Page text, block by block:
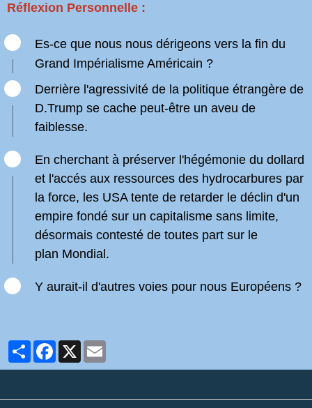
Réflexion Personnelle :
Es-ce que nous nous dérigeons vers la fin du
Grand Impérialisme Américain ?
Derrière l'agressivité de la politique étrangère de
D.Trump se cache peut-être un aveu de
faiblesse.
En cherchant à préserver l'hégémonie du dollard
et l'accés aux ressources des hydrocarbures par
la force, les USA tente de retarder le déclin d'un
empire fondé sur un capitalisme sans limite,
désormais contesté de toutes part sur le
plan Mondial.
Y aurait-il d'autres voies pour nous Européens ?
PartagerFacebook
X